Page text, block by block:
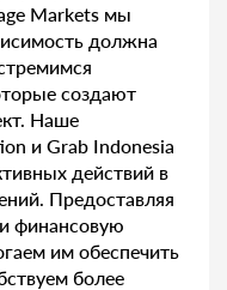
Markets мы
должна
создают
Наше
и Grab Indonesia
действий в
Предоставляя
финансовую
им обеспечить
более